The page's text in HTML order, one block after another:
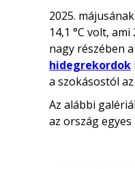
2025.
14,1 °C volt,
nagy részében
hidegrekordok
a szokásostól
Az alábbi
az ország